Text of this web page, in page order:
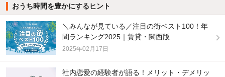
おうち時間を豊かにするヒント
＼みんなが見ている／注目の街ベスト100！年
間ランキング2025｜賃貸・関西版
2025年02月17日
社内恋愛の経験者が語る！メリット・デメリッ